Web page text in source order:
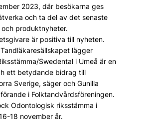
2023, där besökarna ges
och ta del av det senaste
produktnyheter.
är positiva till nyheten.
lägger
Swedental i Umeå är en
ett betydande bidrag till
Sverige, säger och Gunilla
i Folktandvårdsföreningen.
Odontologisk riksstämma i
18 november år.